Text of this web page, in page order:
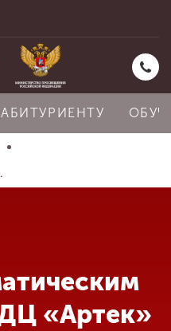
АБИТУРИЕНТУ
«Артек»